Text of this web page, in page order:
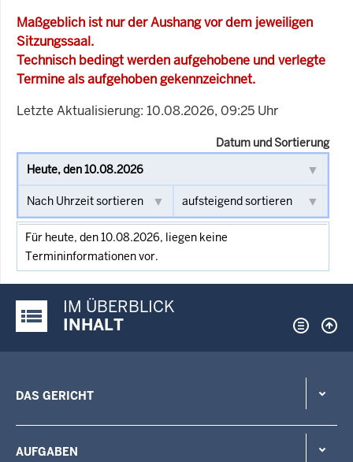
Maßgeblich ist nur der Aushang vor dem jeweiligen
Sitzungssaal.
Technisch bedingt werden aufgehobene und verlegte
Termine als aufgehoben gekennzeichnet.
Letzte Aktualisierung: 10.08.2026, 09:25 Uhr
Datum und Sortierung
Für heute, den 10.08.2026, liegen keine
Termininformationen vor.
Justiz-Portal im Überblick:
IM ÜBERBLICK
INHALT
DAS GERICHT
AUFGABEN